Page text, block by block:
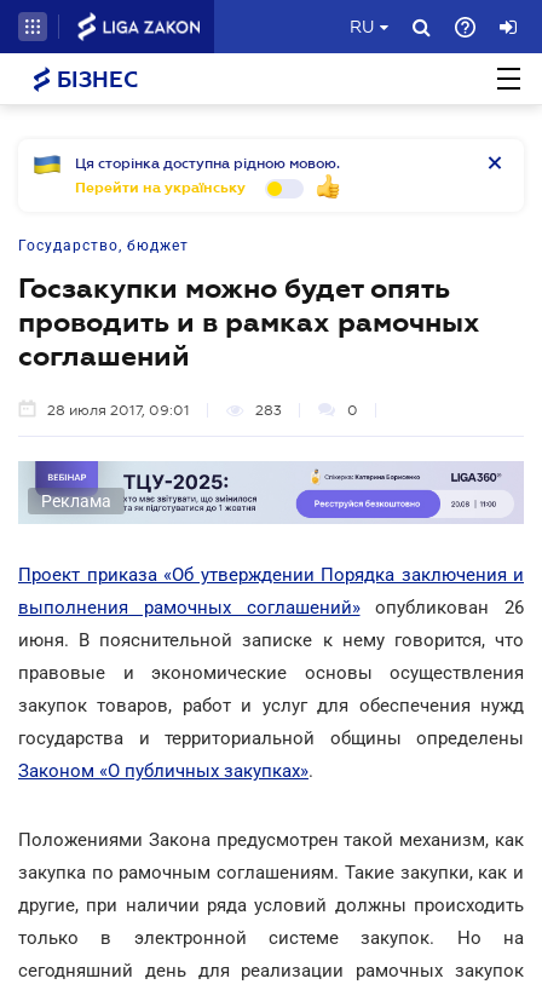
RU
БІЗНЕС
Ця сторінка доступна рідною мовою.
Перейти на українську
Государство, бюджет
Госзакупки можно будет опять
проводить и в рамках рамочных
соглашений
28 июля 2017, 09:01 283 0
Реклама
Проект приказа «Об утверждении Порядка заключения и
выполнения рамочных соглашений»опубликован 26
июня. В пояснительной записке к нему говорится, что
правовые и экономические основы осуществления
закупок товаров, работ и услуг для обеспечения нужд
государства и территориальной общины определены
Законом «О публичных закупках».
Положениями Закона предусмотрен такой механизм, как
закупка по рамочным соглашениям. Такие закупки, как и
другие, при наличии ряда условий должны происходить
только в электронной системе закупок. Но на
сегодняшний день для реализации рамочных закупок